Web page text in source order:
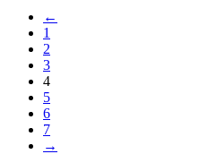
←
1
2
3
4
5
6
7
→